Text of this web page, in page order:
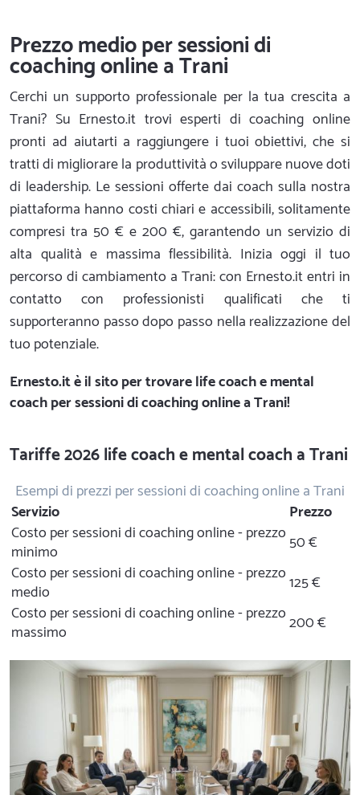
Prezzo medio per sessioni di
coaching online a Trani
Cerchi un supporto professionale per la tua crescita a
Trani? Su Ernesto.it trovi esperti di coaching online
pronti ad aiutarti a raggiungere i tuoi obiettivi, che si
tratti di migliorare la produttività o sviluppare nuove doti
di leadership. Le sessioni offerte dai coach sulla nostra
piattaforma hanno costi chiari e accessibili, solitamente
compresi tra 50 € e 200 €, garantendo un servizio di
alta qualità e massima flessibilità. Inizia oggi il tuo
percorso di cambiamento a Trani: con Ernesto.it entri in
contatto con professionisti qualificati che ti
supporteranno passo dopo passo nella realizzazione del
tuo potenziale.
Ernesto.itè il sito per trovare life coach e mental
coach per sessioni di coaching online a Trani!
Tariffe 2026 life coach e mental coach a Trani
Esempi di prezzi per sessioni di coaching online a Trani
Servizio
Prezzo
Costo per sessioni di coaching online - prezzo
minimo
50 €
Costo per sessioni di coaching online - prezzo
medio
125 €
Costo per sessioni di coaching online - prezzo
massimo
200 €